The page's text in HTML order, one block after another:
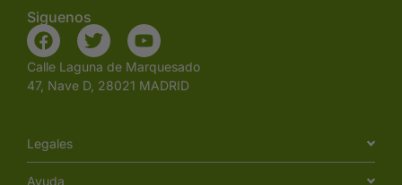
Siguenos
Calle Laguna de Marquesado
47, Nave D, 28021 MADRID
Legales
Ayuda